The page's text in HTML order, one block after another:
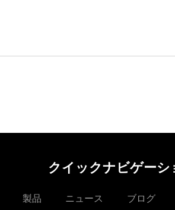
クイックナビゲーシ
製品 ニュース ブログ